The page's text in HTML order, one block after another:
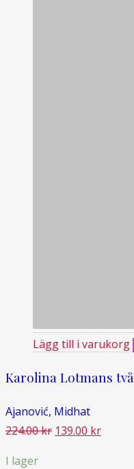
Lägg till i varukorg
Karolina Lotmans
Ajanović, Midhat
224.00kr Det
139.00 krDet
I lager